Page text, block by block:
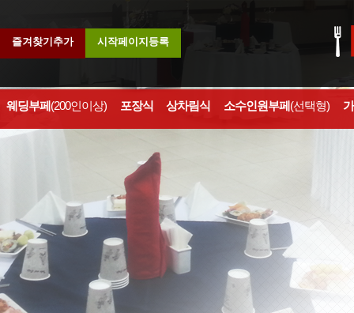
즐겨찾기추가 시작페이지등록
웨딩부페(200인이상) 포장식 상차림식 소수인원부페(선택형)